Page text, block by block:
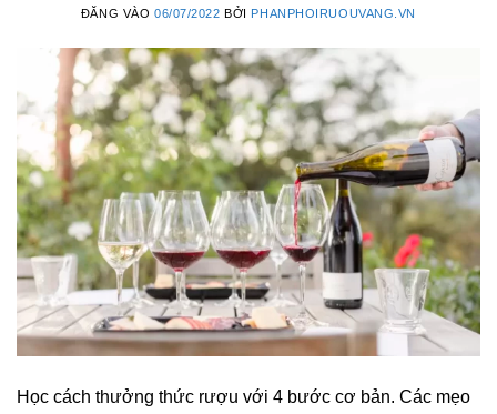
ĐĂNG VÀO 06/07/2022 BỞI PHANPHOIRUOUVANG.VN
Học cách thưởng thức rượu với 4 bước cơ bản. Các mẹo